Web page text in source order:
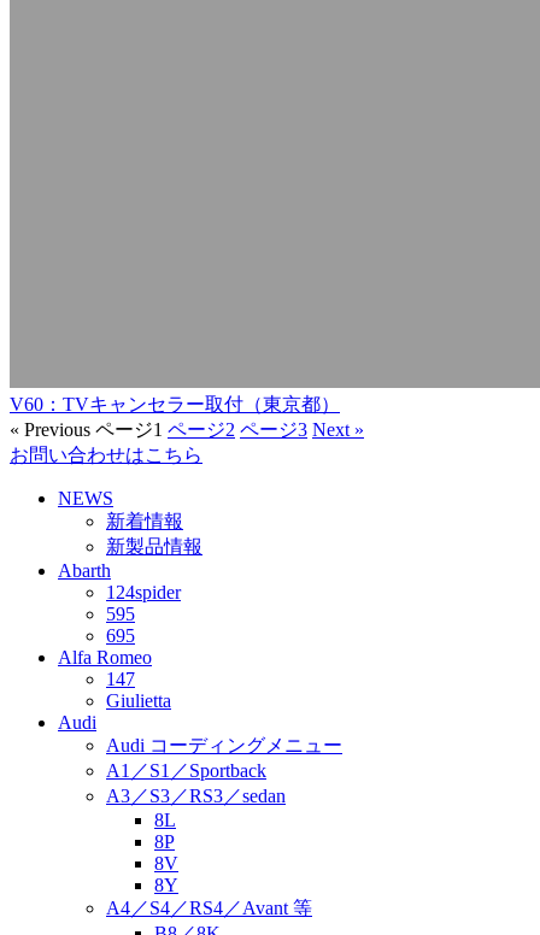
V60：TVキャンセラー取付（東京都）
« Previous ページ1 ページ2 ページ3 Next »
お問い合わせはこちら
NEWS
新着情報
新製品情報
Abarth
124spider
595
695
Alfa Romeo
147
Giulietta
Audi
Audi コーディングメニュー
A1／S1／Sportback
A3／S3／RS3／sedan
8L
8P
8V
8Y
A4／S4／RS4／Avant 等